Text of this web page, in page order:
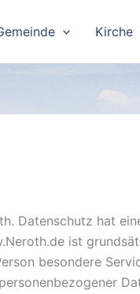
Kirche
Datenschutz hat
ist
besondere